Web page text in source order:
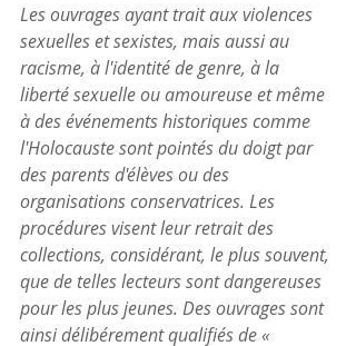
Les ouvrages ayant trait aux violences
sexuelles et sexistes, mais aussi au
racisme, à l'identité de genre, à la
liberté sexuelle ou amoureuse et même
à des événements historiques comme
l'Holocauste sont pointés du doigt par
des parents d'élèves ou des
organisations conservatrices. Les
procédures visent leur retrait des
collections, considérant, le plus souvent,
que de telles lecteurs sont dangereuses
pour les plus jeunes. Des ouvrages sont
ainsi délibérement qualifiés de «